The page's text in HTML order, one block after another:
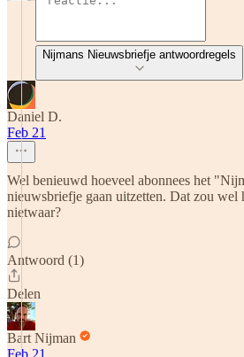
Nijmans Nieuwsbriefje antwoordregels
Daniel D.
Feb 21
Wel benieuwd hoeveel abonnees het
nieuwsbriefje gaan uitzetten. Dat zou wel
nietwaar?
Antwoord (1)
Delen
Bart Nijman
Feb 21